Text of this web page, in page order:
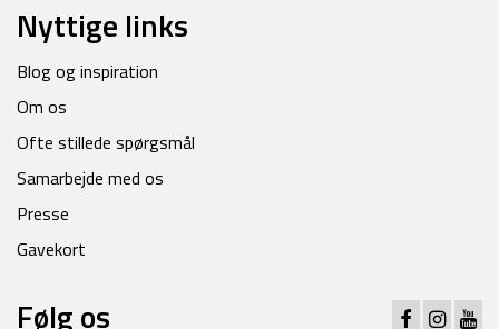
Nyttige links
Blog og inspiration
Om os
Ofte stillede spørgsmål
Samarbejde med os
Presse
Gavekort
Følg os